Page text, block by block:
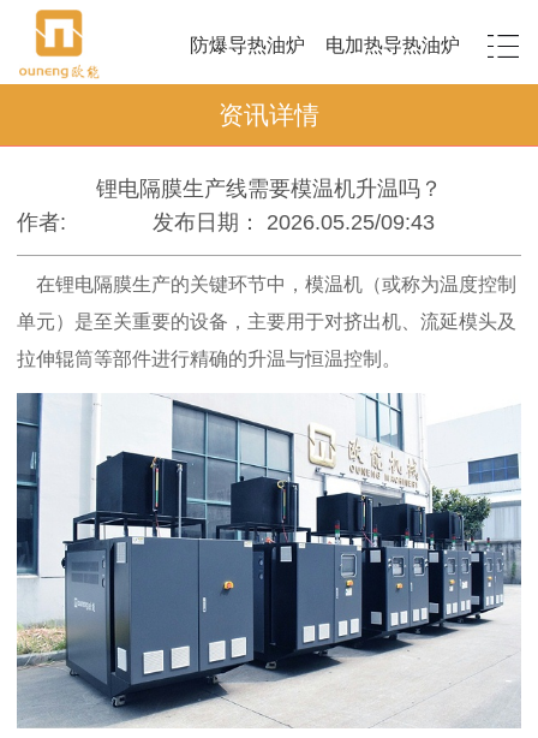
防爆导热油炉 电加热导热油炉
资讯详情
锂电隔膜生产线需要模温机升温吗？
作者:
发布日期： 2026.05.25/09:43
在锂电隔膜生产的关键环节中，模温机（或称为温度控制
单元）是至关重要的设备，主要用于对挤出机、流延模头及
拉伸辊筒等部件进行精确的升温与恒温控制。